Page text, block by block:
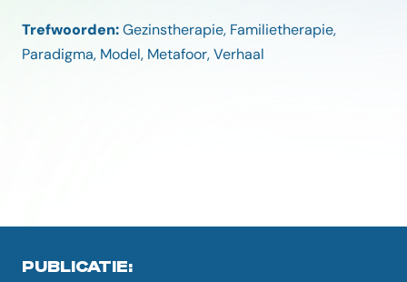
Trefwoorden:Gezinstherapie, Familietherapie,
Paradigma, Model, Metafoor, Verhaal
PUBLICATIE: